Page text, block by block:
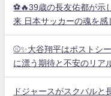
⚽🔥39歳の長友佑都が示
来 日本サッカーの魂を感
⚾✨大谷翔平はポストシ
に漂う期待と不安のリア
ドジャースがスクバルと